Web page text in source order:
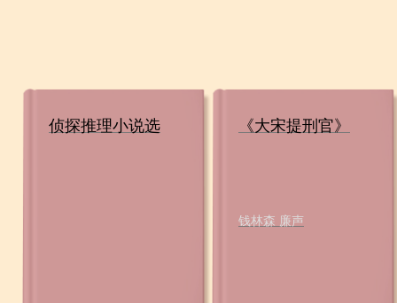
侦探推理小说选 《大宋提刑官》
钱林森 廉声